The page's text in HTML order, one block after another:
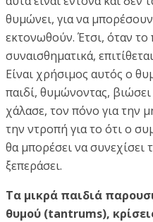
θυμώνει, για να
εκτονωθούν. Έτσι, όταν το
συναισθηματικά,
Είναι χρήσιμος αυτός ο
παιδί, θυμώνοντας,
χάλασε, τον πόνο για την
την ντροπή για το ότι ο
θα μπορέσει να συνεχίσει
ξεπεράσει.
Τα μικρά παιδιά
θυμού (tantrums),